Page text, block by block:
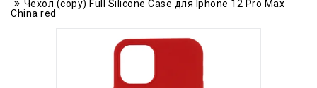
Чехол (copy) Full Silicone Case для Iphone 12 Pro Max
China red